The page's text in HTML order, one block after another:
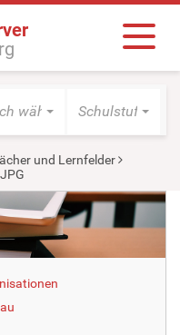
wählen Schulstufe
und Lernfelder